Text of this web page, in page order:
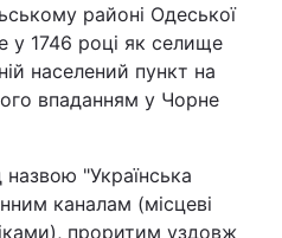
районі Одеської
у 1746 році як селище
населений пункт на
впаданням у Чорне
"Українська
каналам (місцеві
проритим уздовж